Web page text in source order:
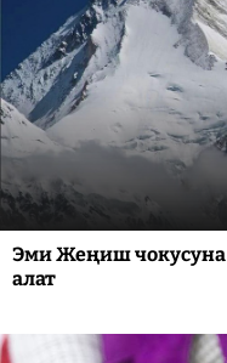
Эми Жеңиш чокусуна
алат